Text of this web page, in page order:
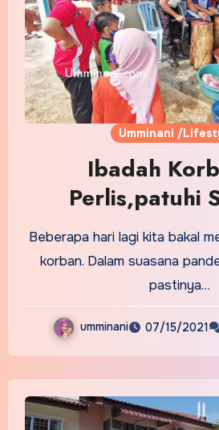
Umminani /
Ibadah
Perlis,patuhi
Beberapa hari lagi kita bakal
korban. Dalam suasana
pastinya…
umminani 07/15/2021